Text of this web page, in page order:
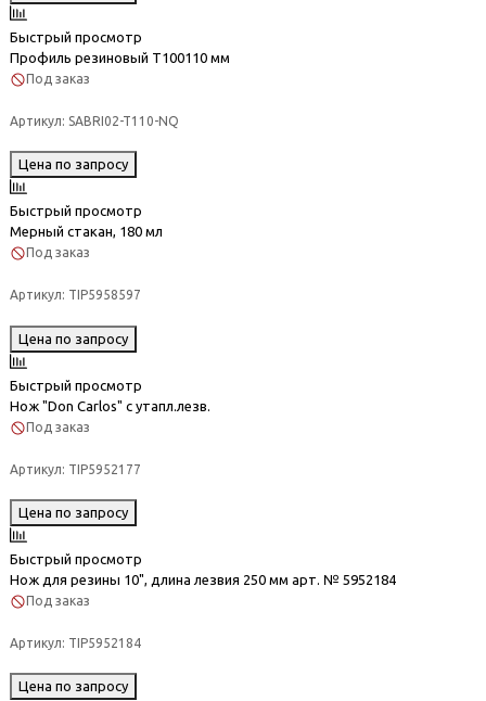
Быстрый просмотр
Профиль резиновый Т100110 мм
Под заказ
Артикул: SABRI02-T110-NQ
Цена по запросу
Быстрый просмотр
Мерный стакан, 180 мл
Под заказ
Артикул: TIP5958597
Цена по запросу
Быстрый просмотр
Нож "Don Carlos" с утапл.лезв.
Под заказ
Артикул: TIP5952177
Цена по запросу
Быстрый просмотр
Нож для резины 10", длина лезвия 250 мм арт. № 5952184
Под заказ
Артикул: TIP5952184
Цена по запросу